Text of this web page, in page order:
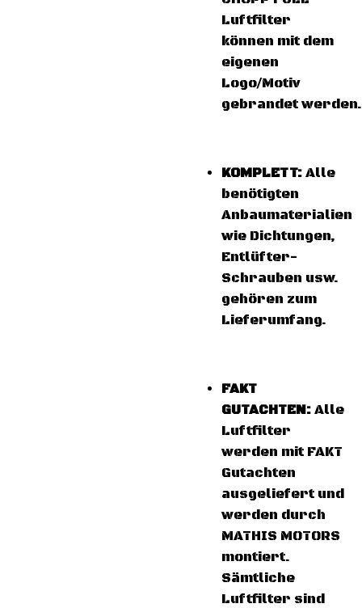
Luftfilter
können mit dem
eigenen
Logo/Motiv
gebrandet werden.
KOMPLETT:Alle
benötigten
Anbaumaterialien
wie Dichtungen,
Entlüfter-
Schrauben usw.
gehören zum
Lieferumfang.
FAKT
GUTACHTEN:Alle
Luftfilter
werden mit FAKT
Gutachten
ausgeliefert und
werden durch
MATHIS MOTORS
montiert.
Sämtliche
Luftfilter sind